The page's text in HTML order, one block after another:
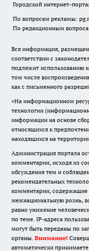
Городской интернет-
По вопросам рекламы:
По редакционным
Вся информация,
соответствии с
подлежит использованию
том числе
как с письменного
«На информационном
технологии
информации на основе
относящихся к
находящихся на
Администрация портала
комментарии, исходя из
обсуждения тем и
рекомендательных
комментарии, содержащие
межнациональную рознь,
равно унижение
по теме. IP-адреса
могут быть переданы по
органы. Внимание!
автоматически